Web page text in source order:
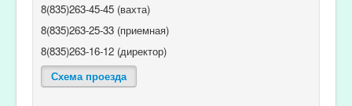
8(835)263-45-45 (вахта)
8(835)263-25-33 (приемная)
8(835)263-16-12 (директор)
Схема проезда